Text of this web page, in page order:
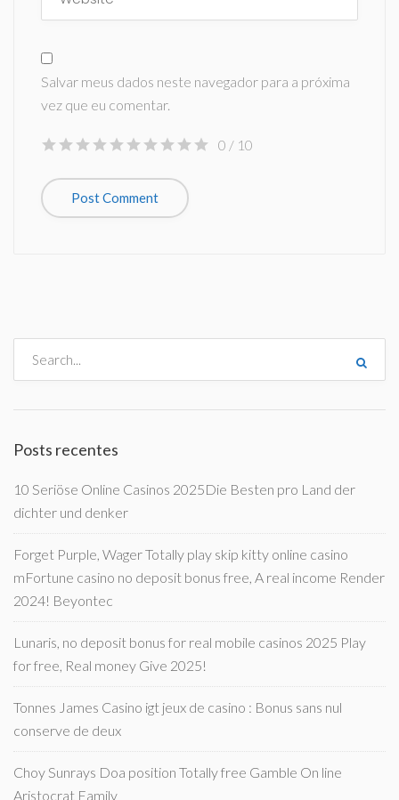
Salvar meus dados neste navegador para a próxima
vez que eu comentar.
0 / 10
Posts recentes
10 Seriöse Online Casinos 2025Die Besten pro Land der
dichter und denker
Forget Purple, Wager Totally play skip kitty online casino
mFortune casino no deposit bonus free, A real income Render
2024! Beyontec
Lunaris, no deposit bonus for real mobile casinos 2025 Play
for free, Real money Give 2025!
Tonnes James Casino igt jeux de casino : Bonus sans nul
conserve de deux
Choy Sunrays Doa position Totally free Gamble On line
Aristocrat Family